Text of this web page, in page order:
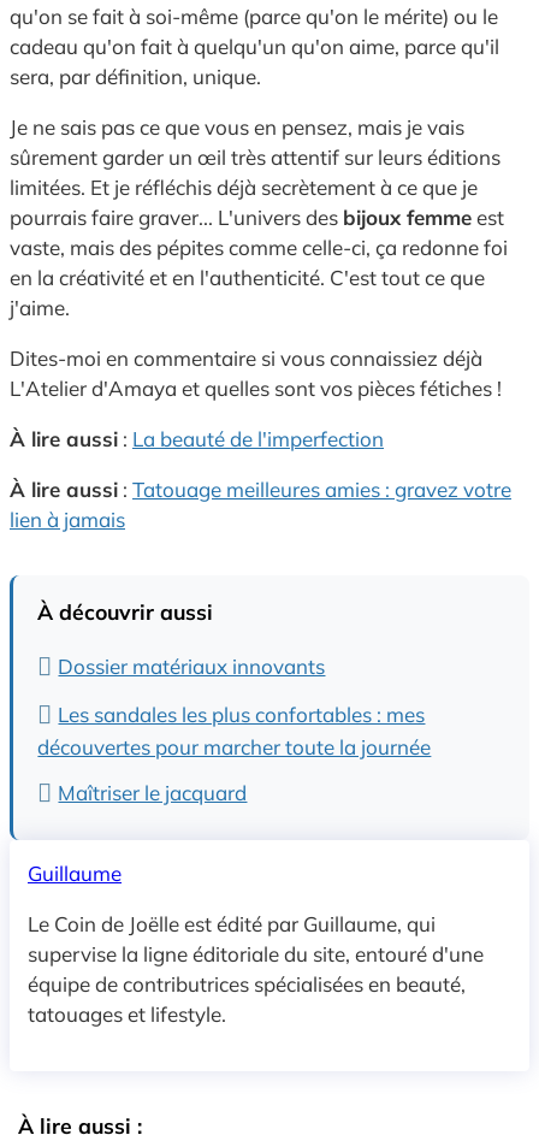
qu'on se fait à soi-même (parce qu'on le mérite) ou le
cadeau qu'on fait à quelqu'un qu'on aime, parce qu'il
sera, par définition, unique.
Je ne sais pas ce que vous en pensez, mais je vais
sûrement garder un œil très attentif sur leurs éditions
limitées. Et je réfléchis déjà secrètement à ce que je
pourrais faire graver... L'univers des bijoux femmeest
vaste, mais des pépites comme celle-ci, ça redonne foi
en la créativité et en l'authenticité. C'est tout ce que
j'aime.
Dites-moi en commentaire si vous connaissiez déjà
L'Atelier d'Amaya et quelles sont vos pièces fétiches !
À lire aussi : La beauté de l'imperfection
À lire aussi : Tatouage meilleures amies : gravez votre
lien à jamais
À découvrir aussi
Dossier matériaux innovants
Les sandales les plus confortables : mes
découvertes pour marcher toute la journée
Maîtriser le jacquard
Guillaume
Le Coin de Joëlle est édité par Guillaume, qui
supervise la ligne éditoriale du site, entouré d'une
équipe de contributrices spécialisées en beauté,
tatouages et lifestyle.
À lire aussi :